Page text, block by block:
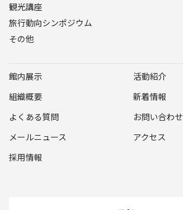
観光講座
旅行動向シンポジウム
その他
館内展示
活動紹介
組織概要
新着情報
よくある質問
お問い合わせ
メールニュース
アクセス
採用情報